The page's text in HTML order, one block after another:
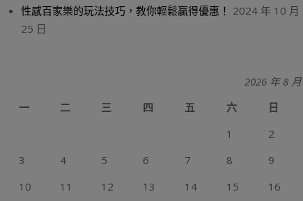
性感百家樂的玩法技巧，教你輕鬆贏得優惠！ 2024 年 10 月
25 日
2026 年 8 月
一
二 三 四 五 六
日
1
2
3
4 5 6 7 8
9
10
11 12 13 14 15
16